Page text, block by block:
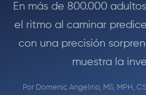
Calculadoras
En más de 800.000
el ritmo al caminar
con una precisión
muestra la
Por Domenic Angelino, MS, MPH,